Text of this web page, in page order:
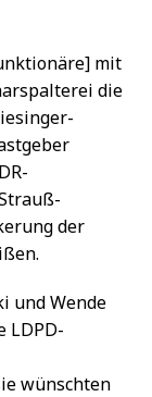
mit
die
der
und Wende
LDPD-
wünschten